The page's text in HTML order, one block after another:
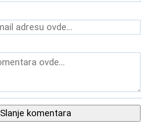
Slanje komentara